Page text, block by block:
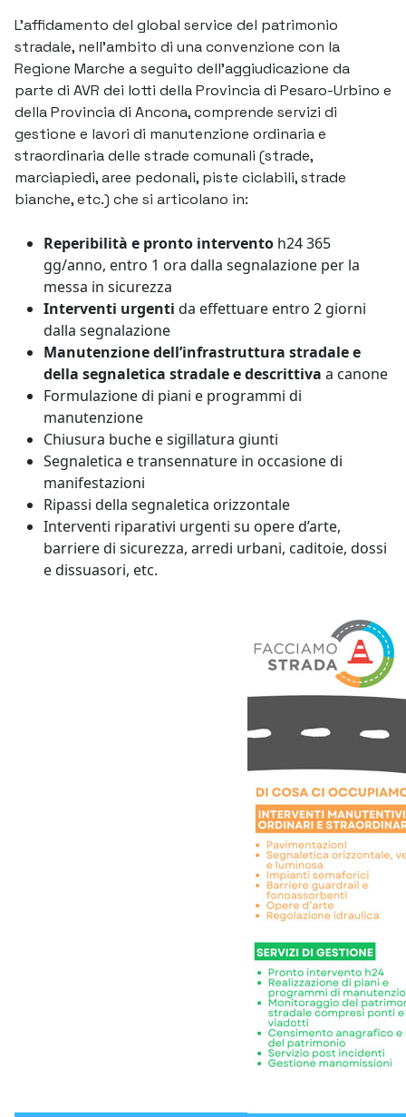
L’affidamento del global service del patrimonio
stradale, nell’ambito di una convenzione con la
Regione Marche a seguito dell’aggiudicazione da
parte di AVR dei lotti della Provincia di Pesaro-Urbino e
della Provincia di Ancona, comprende servizi di
gestione e lavori di manutenzione ordinaria e
straordinaria delle strade comunali (strade,
marciapiedi, aree pedonali, piste ciclabili, strade
bianche, etc.) che si articolano in:
Reperibilità e pronto intervento h24 365
gg/anno, entro 1 ora dalla segnalazione per la
messa in sicurezza
Interventi urgenti da effettuare entro 2 giorni
dalla segnalazione
Manutenzione dell’infrastruttura stradale e
della segnaletica stradale e descrittiva a canone
Formulazione di piani e programmi di
manutenzione
Chiusura buche e sigillatura giunti
Segnaletica e transennature in occasione di
manifestazioni
Ripassi della segnaletica orizzontale
Interventi riparativi urgenti su opere d’arte,
barriere di sicurezza, arredi urbani, caditoie, dossi
e dissuasori, etc.